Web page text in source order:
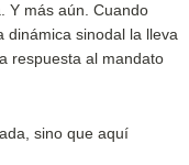
Y más aún. Cuando
dinámica sinodal la lleva
respuesta al mandato
sino que aquí